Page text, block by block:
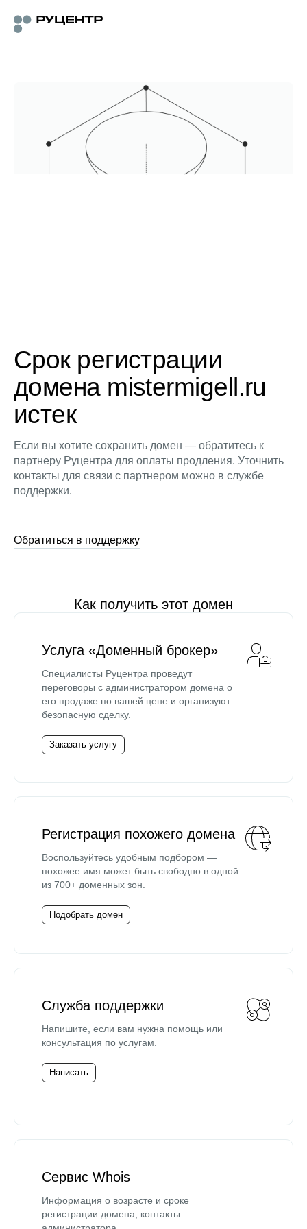
Срок регистрации
домена mistermigell.ru
истек
Если вы хотите сохранить домен — обратитесь к
партнеру Руцентра для оплаты продления. Уточнить
контакты для связи с партнером можно в службе
поддержки.
Обратиться в поддержку
Как получить этот домен
Услуга «Доменный брокер»
Специалисты Руцентра проведут
переговоры с администратором домена о
его продаже по вашей цене и организуют
безопасную сделку.
Заказать услугу
Регистрация похожего домена
Воспользуйтесь удобным подбором —
похожее имя может быть свободно в одной
из 700+ доменных зон.
Подобрать домен
Служба поддержки
Напишите, если вам нужна помощь или
консультация по услугам.
Написать
Сервис Whois
Информация о возрасте и сроке
регистрации домена, контакты